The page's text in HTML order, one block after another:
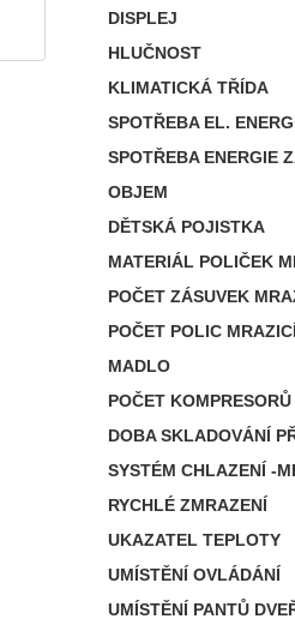
DISPLEJ
HLUČNOST
KLIMATICKÁ TŘÍDA
SPOTŘEBA EL.
SPOTŘEBA ENERGIE
OBJEM
DĚTSKÁ POJISTKA
MATERIÁL POLIČEK
POČET ZÁSUVEK
POČET POLIC
MADLO
POČET KOMPRESORŮ
DOBA SKLADOVÁNÍ
SYSTÉM CHLAZENÍ -
RYCHLÉ ZMRAZENÍ
UKAZATEL TEPLOTY
UMÍSTĚNÍ OVLÁDÁNÍ
UMÍSTĚNÍ PANTŮ